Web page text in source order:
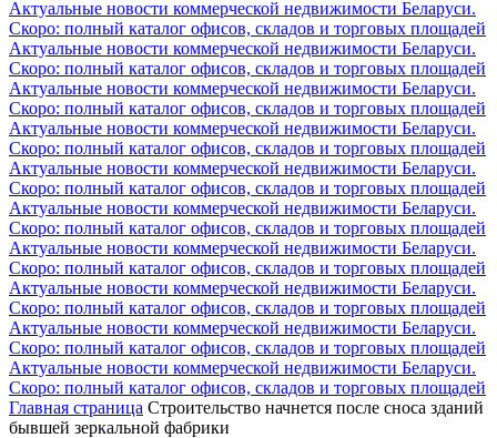
Актуальные новости коммерческой недвижимости Беларуси.
Скоро: полный каталог офисов, складов и торговых площадей
Актуальные новости коммерческой недвижимости Беларуси.
Скоро: полный каталог офисов, складов и торговых площадей
Актуальные новости коммерческой недвижимости Беларуси.
Скоро: полный каталог офисов, складов и торговых площадей
Актуальные новости коммерческой недвижимости Беларуси.
Скоро: полный каталог офисов, складов и торговых площадей
Актуальные новости коммерческой недвижимости Беларуси.
Скоро: полный каталог офисов, складов и торговых площадей
Актуальные новости коммерческой недвижимости Беларуси.
Скоро: полный каталог офисов, складов и торговых площадей
Актуальные новости коммерческой недвижимости Беларуси.
Скоро: полный каталог офисов, складов и торговых площадей
Актуальные новости коммерческой недвижимости Беларуси.
Скоро: полный каталог офисов, складов и торговых площадей
Актуальные новости коммерческой недвижимости Беларуси.
Скоро: полный каталог офисов, складов и торговых площадей
Актуальные новости коммерческой недвижимости Беларуси.
Скоро: полный каталог офисов, складов и торговых площадей
Главная страница Строительство начнется после сноса зданий
бывшей зеркальной фабрики